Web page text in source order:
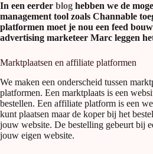
In een eerder blog hebben we de
management tool zoals Channable
platformen moet je nou een feed
advertising marketeer Marc leggen
Marktplaatsen en affiliate platformen
We maken een onderscheid tussen
platformen. Een marktplaats is een
bestellen. Een affiliate platform is een
kunt plaatsen maar de koper bij het
jouw website. De bestelling gebeurt bij
jouw eigen website.